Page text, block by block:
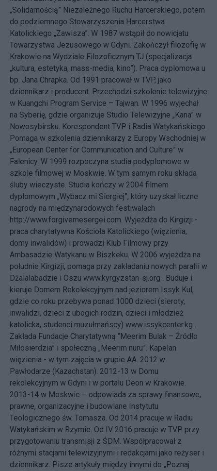
„Solidarnością” Niezależnego Ruchu Harcerskiego, potem
do podziemnego Stowarzyszenia Harcerstwa
Katolickiego „Zawisza”. W 1987 wstąpił do nowicjatu
Towarzystwa Jezusowego w Gdyni. Zakończył filozofię w
Krakowie na Wydziale Filozoficznym TJ (specjalizacja
„kultura, estetyka, mass-media, kino”). Praca dyplomowa u
bp. Jana Chrapka. Od 1991 pracował w TVP, jako
dziennikarz i producent. Przechodzi szkolenie telewizyjne
w Kuangchi Program Service – Tajwan. W 1996 wyjechał
na Syberię, gdzie organizuje Studio Telewizyjne „Kana” w
Nowosybirsku. Korespondent TVP i Radia Watykańskiego.
Pomaga w szkolenia dziennikarzy z Europy Wschodniej w
„European Center for Communication and Culture” w
Falenicy. W 1999 rozpoczyna studia podyplomowe w
szkole filmowej w Moskwie. W tym samym roku składa
śluby wieczyste. Studia kończy w 2004 filmem
dyplomowym „Wybacz mi Siergiej”, który uzyskał liczne
nagrody na międzynarodowych festiwalach
http://www.forgivemesergei.com. Wyjeżdża do Kirgizji -
praca charytatywna Kościoła Katolickiego (więzienia,
domy inwalidów) i prowadzi Klub Filmowy przy
Ambasadzie Watykanu w Biszkeku. W 2006 wyjeżdża na
południe Kirgizji, pomaga przy zakładaniu nowych parafii w
Dżalalabadzie i Oszu www.kyrgyzstan-sj.org . Buduje i
kieruje Domem Rekolekcyjnym nad jeziorem Issyk Kul,
gdzie co roku przebywa ponad 1000 dzieci (sieroty,
inwalidzi, dzieci z ubogich rodzin, dzieci i młodzież
katolicka, studenci muzułmańscy) www.issykcenter.kg .
Zakłada Fundacje Charytatywną “Meerim Bulak – Źródło
Miłosierdzia” i społeczną „Meerim nuru”. Kapelan
więzienia - w tym zajęcia w grupie AA. 2012 w
Pawłodarze (Kazachstan). 2012-13 w Domu
rekolekcyjnym w Gdyni i w portalu Deon w Krakowie.
2013-14 w Moskwie – odpowiada za sprawy finansowe,
prawne, organizacyjne i budowlane Instytutu
Teologicznego św. Tomasza. Od 2014 pracuje w Radiu
Watykańskim w Rzymie. Od IV 2016 pracuje w TVP przy
przygotowaniu transmisji z ŚDM. Współpracował z
różnymi stacjami telewizyjnymi i redakcjami jako reżyser i
dziennikarz. Pisze artykuły między innymi do „Poznaj